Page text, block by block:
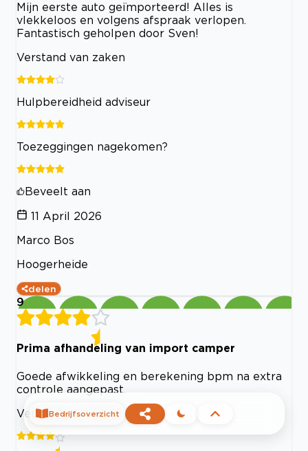
Mijn eerste auto geïmporteerd! Alles is
vlekkeloos en volgens afspraak verlopen.
Fantastisch geholpen door Sven!
Verstand van zaken
Hulpbereidheid adviseur
Toezeggingen nagekomen?
Beveelt aan
11 April 2026
Marco Bos
Hoogerheide
delen
9
Prima afhandeling van import camper
Goede afwikkeling en berekening bpm na extra
controle aangepast.
Verstand van zaken
Bedrijfsoverzicht